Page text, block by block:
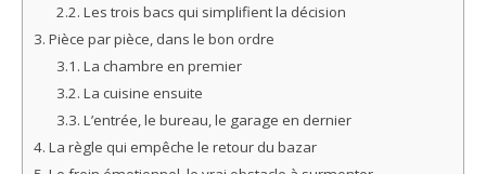
Les trois bacs qui simplifient la décision
Pièce par pièce, dans le bon ordre
La chambre en premier
La cuisine ensuite
L’entrée, le bureau, le garage en dernier
La règle qui empêche le retour du bazar